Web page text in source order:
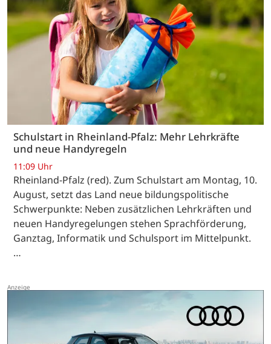
Schulstart in Rheinland-Pfalz: Mehr Lehrkräfte
und neue Handyregeln
11:09 Uhr
Rheinland-Pfalz (red). Zum Schulstart am Montag, 10.
August, setzt das Land neue bildungspolitische
Schwerpunkte: Neben zusätzlichen Lehrkräften und
neuen Handyregelungen stehen Sprachförderung,
Ganztag, Informatik und Schulsport im Mittelpunkt.
…